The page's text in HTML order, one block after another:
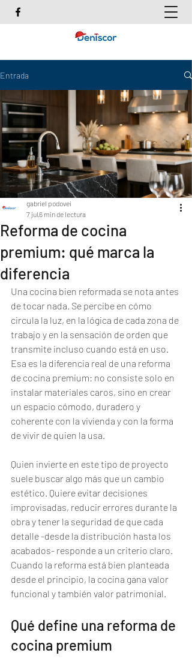
Entrada
Reforma de cocina
premium: qué marca la
diferencia
gabriel podovei
7 jul 6 min de lectura
Una cocina bien reformada se nota antes
de tocar nada. Se percibe en cómo
circula la luz, en la lógica de cada zona de
trabajo y en la sensación de orden que
transmite incluso cuando está en uso.
Esa es la diferencia real de una reforma
de cocina premium: no consiste solo en
instalar materiales caros, sino en crear
un espacio cómodo, duradero y
coherente con la vivienda y con la forma
de vivir de quien la usa.
Quien invierte en este tipo de proyecto
suele buscar algo más que un cambio
estético. Quiere evitar decisiones
improvisadas, reducir errores durante la
obra y tener la seguridad de que cada
detalle -desde la distribución hasta los
acabados- responde a un criterio claro.
Cuando la reforma está bien planteada
desde el principio, la cocina gana valor
funcional y también valor patrimonial.
Qué define una reforma de
cocina premium